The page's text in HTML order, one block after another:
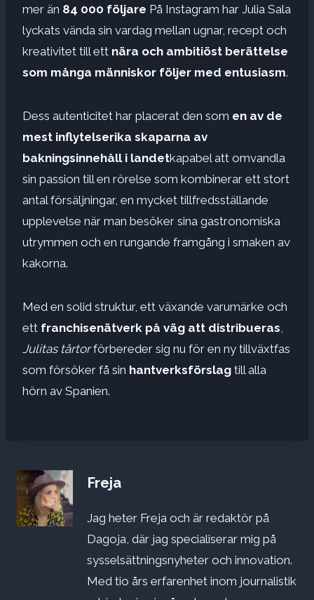
mer än 84 000 följare På Instagram har Julia Sala
lyckats vända sin vardag mellan ugnar, recept och
kreativitet till ett nära och ambitiöst berättelse
som många människor följer med entusiasm.
Dess autenticitet har placerat den som en av de
mest inflytelserika skaparna av
bakningsinnehåll i landetkapabel att omvandla
sin passion till en rörelse som kombinerar ett stort
antal försäljningar, en mycket tillfredsställande
upplevelse när man besöker sina gastronomiska
utrymmen och en rungande framgång i smaken av
kakorna.
Med en solid struktur, ett växande varumärke och
ett franchisenätverk på väg att distribueras
Julitas tårtorförbereder sig nu för en ny tillväxtfas
som försöker få sin hantverksförslag till alla
hörn av Spanien.
Freja
Jag heter Freja och är redaktör på
Dagoja, där jag specialiserar mig på
sysselsättningsnyheter och innovation.
Med tio års erfarenhet inom journalistik